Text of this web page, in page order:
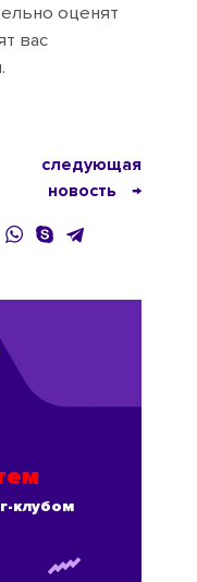
оценят
вас
следующая
новость →
клубом